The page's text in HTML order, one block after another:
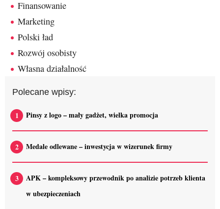
Finansowanie
Marketing
Polski ład
Rozwój osobisty
Własna działalność
Polecane wpisy:
Pinsy z logo – mały gadżet, wielka promocja
Medale odlewane – inwestycja w wizerunek firmy
APK – kompleksowy przewodnik po analizie potrzeb klienta
w ubezpieczeniach